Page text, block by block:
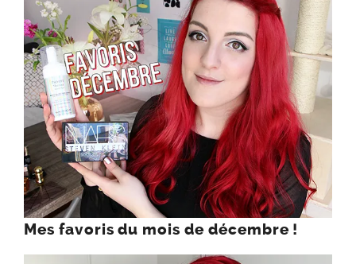
Mes favoris du mois de décembre !